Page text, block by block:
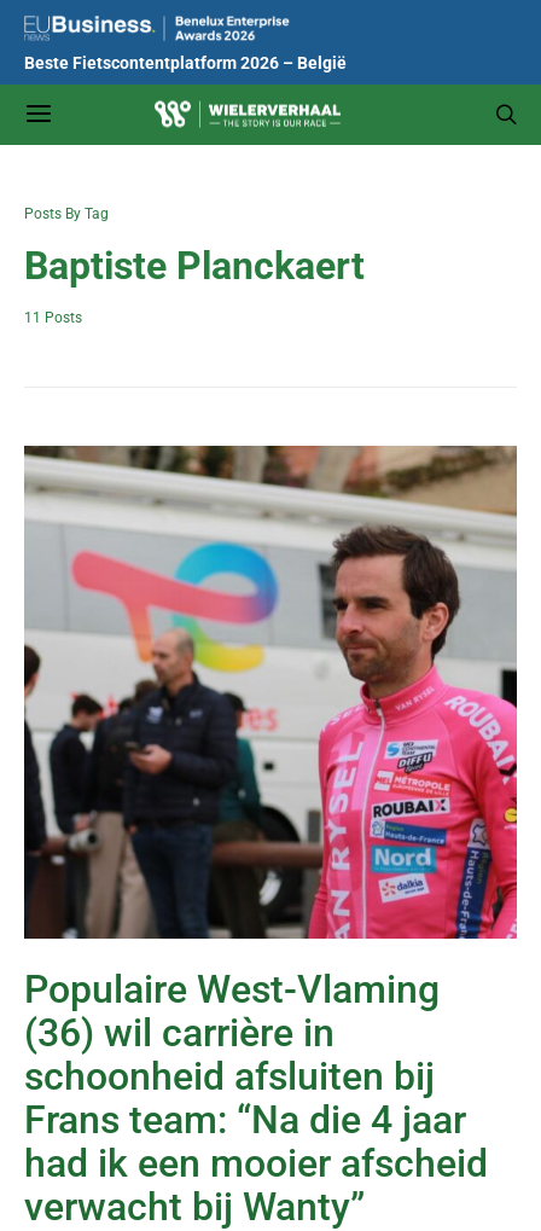
Beste Fietscontentplatform 2026 – België
Posts By Tag
Baptiste Planckaert
11 Posts
Populaire West-Vlaming
(36) wil carrière in
schoonheid afsluiten bij
Frans team: “Na die 4 jaar
had ik een mooier afscheid
verwacht bij Wanty”